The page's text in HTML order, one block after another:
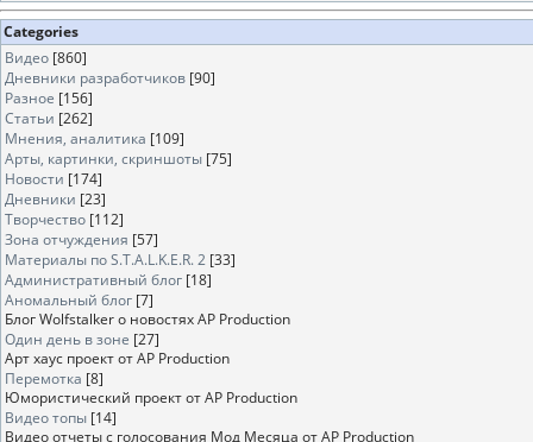
Categories
Видео [860]
Дневники разработчиков [90]
Разное [156]
Статьи [262]
Мнения, аналитика [109]
Арты, картинки, скриншоты [75]
Новости [174]
Дневники [23]
Творчество [112]
Зона отчуждения [57]
Материалы по S.T.A.L.K.E.R. 2 [33]
Административный блог [18]
Аномальный блог [7]
Блог Wolfstalker о новостях AP Production
Один день в зоне [27]
Арт хаус проект от AP Production
Перемотка [8]
Юмористический проект от AP Production
Видео топы [14]
Видео отчеты с голосования Мод Месяца от AP Production